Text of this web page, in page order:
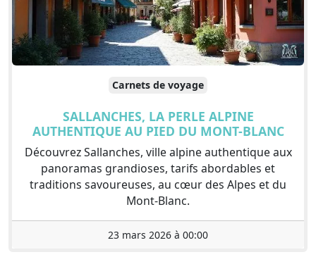
Carnets de voyage
SALLANCHES, LA PERLE ALPINE
AUTHENTIQUE AU PIED DU MONT-BLANC
Découvrez Sallanches, ville alpine authentique aux
panoramas grandioses, tarifs abordables et
traditions savoureuses, au cœur des Alpes et du
Mont-Blanc.
23 mars 2026 à 00:00